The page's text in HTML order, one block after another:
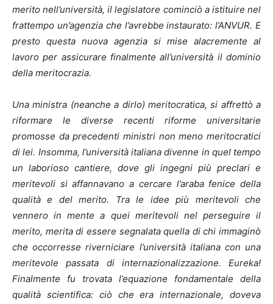
merito nell’università, il legislatore cominciò a istituire nel
frattempo un’agenzia che l’avrebbe instaurato: l’ANVUR. E
presto questa nuova agenzia si mise alacremente al
lavoro per assicurare finalmente all’università il dominio
della meritocrazia.
Una ministra (neanche a dirlo) meritocratica, si affrettò a
riformare le diverse recenti riforme universitarie
promosse da precedenti ministri non meno meritocratici
di lei. Insomma, l’università italiana divenne in quel tempo
un laborioso cantiere, dove gli ingegni più preclari e
meritevoli si affannavano a cercare l’araba fenice della
qualità e del merito. Tra le idee più meritevoli che
vennero in mente a quei meritevoli nel perseguire il
merito, merita di essere segnalata quella di chi immaginò
che occorresse riverniciare l’università italiana con una
meritevole passata di internazionalizzazione. Eureka!
Finalmente fu trovata l’equazione fondamentale della
qualità scientifica: ciò che era internazionale, doveva